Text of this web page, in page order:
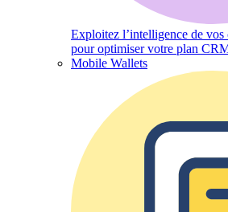
Exploitez l’intelligence de vos
pour optimiser votre plan
Mobile Wallets